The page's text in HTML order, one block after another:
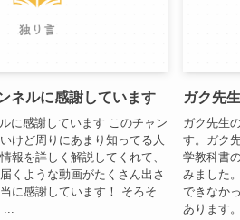
ネルに感謝しています
に感謝しています このチャン
けど周りにあまり知ってる人
報を詳しく解説してくれて、
くような動画がたくさん出さ
に感謝しています！ そろそ
...
ガク先
ガク先生
す。ガク
学教科書
みました
できなか
あります